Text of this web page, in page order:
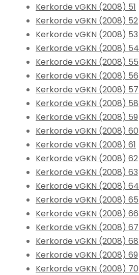
Kerkorde vGKN (2008) 51
Kerkorde vGKN (2008) 52
Kerkorde vGKN (2008) 53
Kerkorde vGKN (2008) 54
Kerkorde vGKN (2008) 55
Kerkorde vGKN (2008) 56
Kerkorde vGKN (2008) 57
Kerkorde vGKN (2008) 58
Kerkorde vGKN (2008) 59
Kerkorde vGKN (2008) 60
Kerkorde vGKN (2008) 61
Kerkorde vGKN (2008) 62
Kerkorde vGKN (2008) 63
Kerkorde vGKN (2008) 64
Kerkorde vGKN (2008) 65
Kerkorde vGKN (2008) 66
Kerkorde vGKN (2008) 67
Kerkorde vGKN (2008) 68
Kerkorde vGKN (2008) 69
Kerkorde vGKN (2008) 70